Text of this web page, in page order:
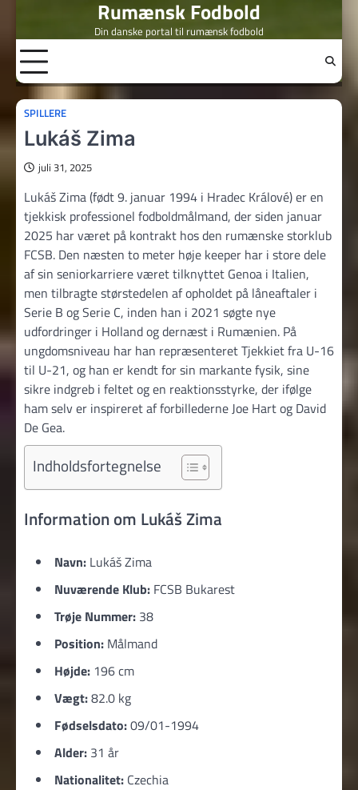
content
Rumænsk Fodbold
Din danske portal til rumænsk fodbold
SPILLERE
Lukáš Zima
juli 31, 2025
Lukáš Zima (født 9. januar 1994 i Hradec Králové) er en
tjekkisk professionel fodboldmålmand, der siden januar
2025 har været på kontrakt hos den rumænske storklub
FCSB. Den næsten to meter høje keeper har i store dele
af sin seniorkarriere været tilknyttet Genoa i Italien,
men tilbragte størstedelen af opholdet på låneaftaler i
Serie B og Serie C, inden han i 2021 søgte nye
udfordringer i Holland og dernæst i Rumænien. På
ungdomsniveau har han repræsenteret Tjekkiet fra U-16
til U-21, og han er kendt for sin markante fysik, sine
sikre indgreb i feltet og en reaktionsstyrke, der ifølge
ham selv er inspireret af forbillederne Joe Hart og David
De Gea.
Indholdsfortegnelse
Information om Lukáš Zima
Navn: Lukáš Zima
Nuværende Klub: FCSB Bukarest
Trøje Nummer: 38
Position: Målmand
Højde: 196 cm
Vægt:82.0 kg
Fødselsdato:09/01-1994
Alder: 31 år
Nationalitet: Czechia